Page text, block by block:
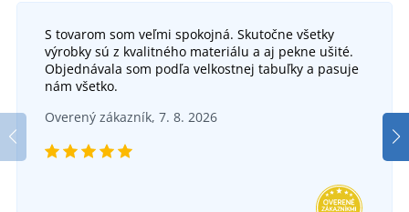
S tovarom som veľmi spokojná. Skutočne všetky
výrobky sú z kvalitného materiálu a aj pekne ušité.
Objednávala som podľa velkostnej tabuľky a pasuje
nám všetko.
Overený zákazník, 7. 8. 2026